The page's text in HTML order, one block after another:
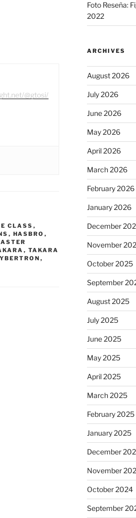
@gtosi/
CLASS ,
, HASBRO ,
, TAKARA
,
Foto Reseña:
2022
ARCHIVES
August 2026
July 2026
June 2026
May 2026
April 2026
March 2026
February 2026
January 2026
December
November
October 2025
September
August 2025
July 2025
June 2025
May 2025
April 2025
March 2025
February 2025
January 2025
December
November
October 2024
September